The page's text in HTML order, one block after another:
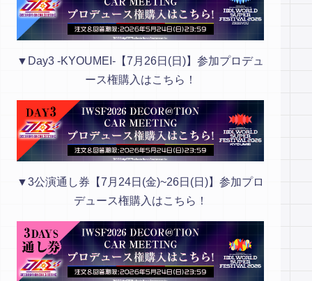
▼Day3 -KYOUMEI-【7月26日(日)】参加プロデュ
ース権購入はこちら！
▼3公演通し券【7月24日(金)~26日(日)】参加プロ
デュース権購入はこちら！